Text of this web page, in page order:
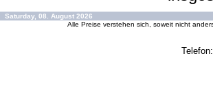
Saturday, 08. August 2026
Alle Preise verstehen sich, soweit nicht
Telefon: